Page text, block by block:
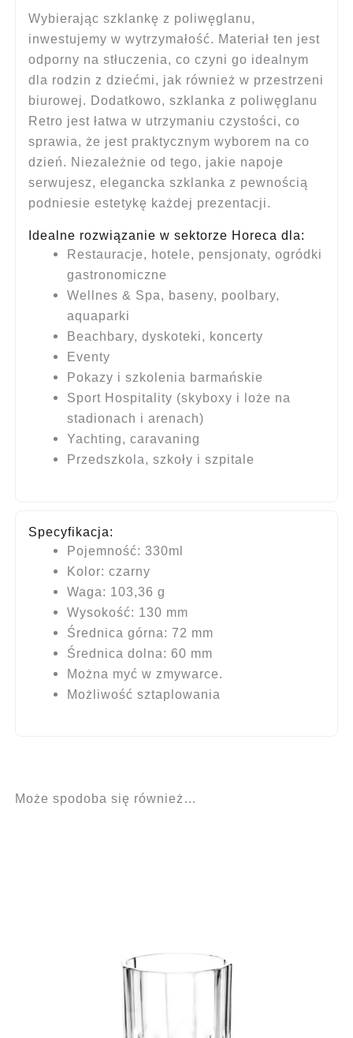
Wybierając szklankę z poliwęglanu,
inwestujemy w wytrzymałość. Materiał ten jest
odporny na stłuczenia, co czyni go idealnym
dla rodzin z dziećmi, jak również w przestrzeni
biurowej. Dodatkowo, szklanka z poliwęglanu
Retro jest łatwa w utrzymaniu czystości, co
sprawia, że jest praktycznym wyborem na co
dzień. Niezależnie od tego, jakie napoje
serwujesz, elegancka szklanka z pewnością
podniesie estetykę każdej prezentacji.
Idealne rozwiązanie w sektorze Horeca dla:
Restauracje, hotele, pensjonaty, ogródki
gastronomiczne
Wellnes & Spa, baseny, poolbary,
aquaparki
Beachbary, dyskoteki, koncerty
Eventy
Pokazy i szkolenia barmańskie
Sport Hospitality (skyboxy i loże na
stadionach i arenach)
Yachting, caravaning
Przedszkola, szkoły i szpitale
Specyfikacja:
Pojemność: 330ml
Kolor: czarny
Waga: 103,36 g
Wysokość: 130 mm
Średnica górna: 72 mm
Średnica dolna: 60 mm
Można myć w zmywarce.
Możliwość sztaplowania
Może spodoba się również…